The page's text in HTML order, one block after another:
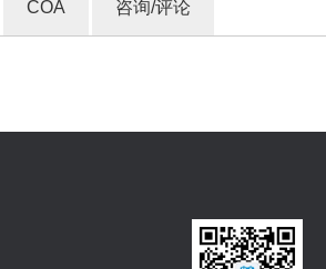
COA 咨询/评论